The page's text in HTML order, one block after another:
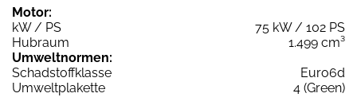
Motor:
kW / PS
75 kW / 102 PS
Hubraum
1.499 cm³
Umweltnormen:
Schadstoffklasse
Euro6d
Umweltplakette
4 (Green)